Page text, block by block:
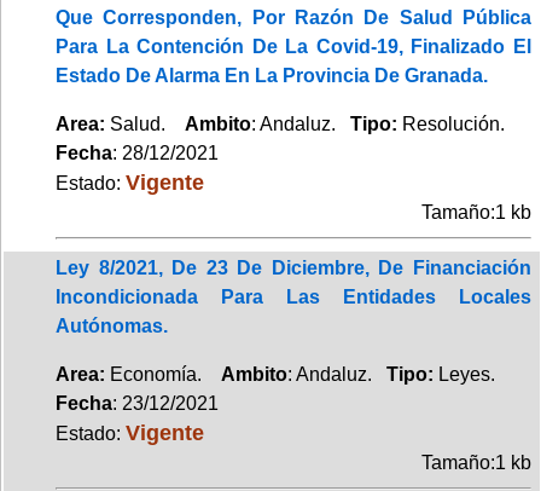
Que Corresponden, Por Razón De Salud Pública
Para La Contención De La Covid-19, Finalizado El
Estado De Alarma En La Provincia De Granada.
Area: Salud. Ambito: Andaluz. Tipo: Resolución.
Fecha: 28/12/2021
Estado: Vigente
Tamaño:1 kb
Ley 8/2021, De 23 De Diciembre, De Financiación
Incondicionada Para Las Entidades Locales
Autónomas.
Area: Economía. Ambito: Andaluz. Tipo: Leyes.
Fecha: 23/12/2021
Estado: Vigente
Tamaño:1 kb